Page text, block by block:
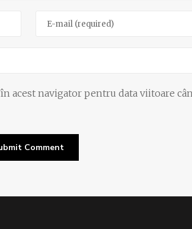
acest navigator pentru data viitoare